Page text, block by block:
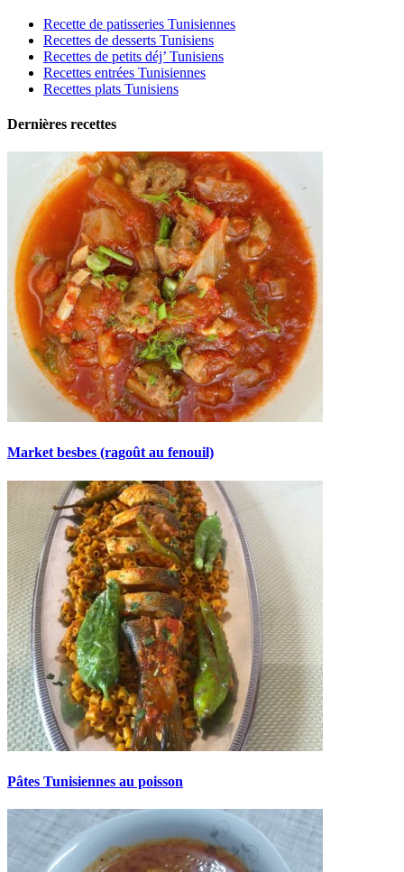
Recette de patisseries Tunisiennes
Recettes de desserts Tunisiens
Recettes de petits déj’ Tunisiens
Recettes entrées Tunisiennes
Recettes plats Tunisiens
Dernières recettes
Market besbes (ragoût au fenouil)
Pâtes Tunisiennes au poisson